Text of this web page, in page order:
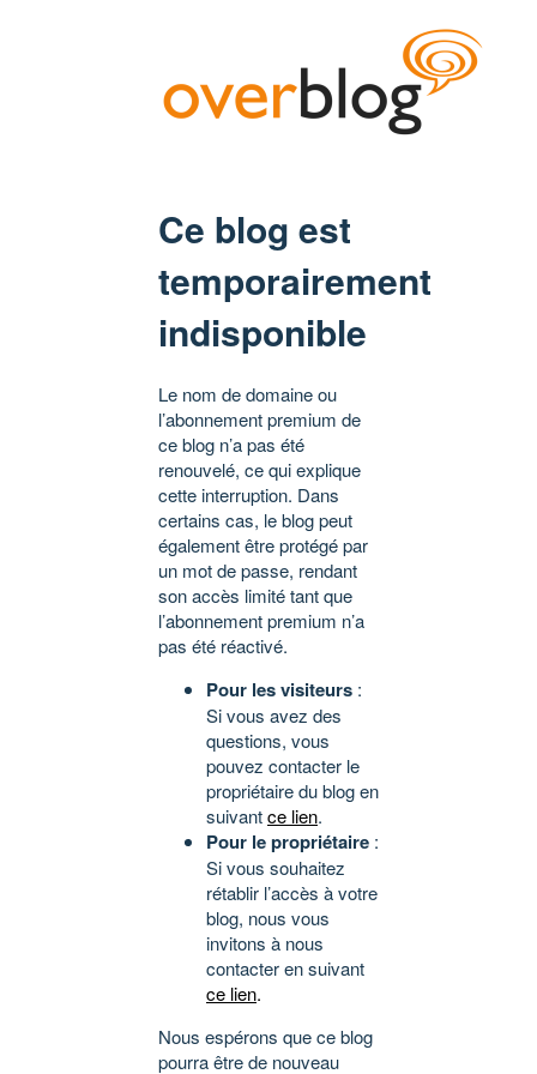
Ce blog est
temporairement
indisponible
Le nom de domaine ou
l’abonnement premium de
ce blog n’a pas été
renouvelé, ce qui explique
cette interruption. Dans
certains cas, le blog peut
également être protégé par
un mot de passe, rendant
son accès limité tant que
l’abonnement premium n’a
pas été réactivé.
Pour les visiteurs :
Si vous avez des
questions, vous
pouvez contacter le
propriétaire du blog en
suivantce lien.
Pour le propriétaire :
Si vous souhaitez
rétablir l’accès à votre
blog, nous vous
invitons à nous
contacter en suivant
ce lien.
Nous espérons que ce blog
pourra être de nouveau